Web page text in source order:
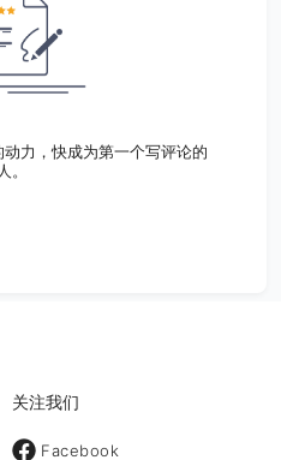
力，快成为第一个写评论的
人。
关注我们
Facebook